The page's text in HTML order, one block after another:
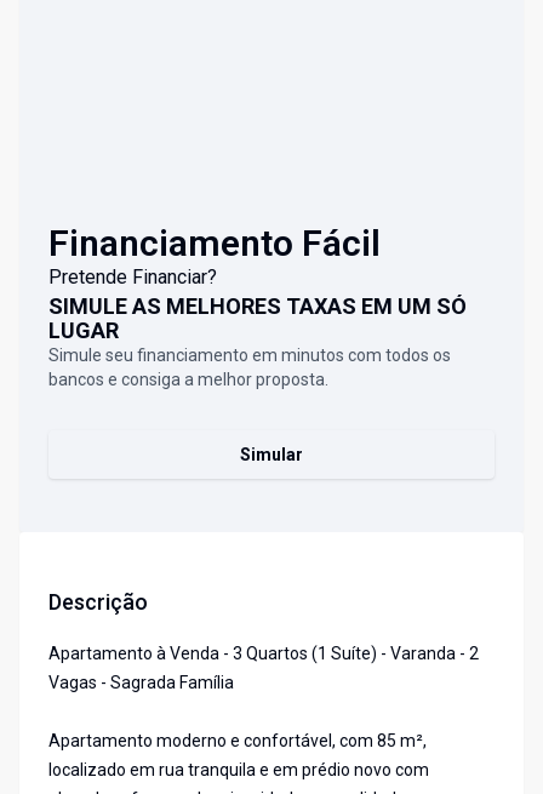
Financiamento Fácil
Pretende Financiar?
SIMULE AS MELHORES TAXAS EM UM SÓ
LUGAR
Simule seu financiamento em minutos com todos os
bancos e consiga a melhor proposta.
Simular
Descrição
Apartamento à Venda - 3 Quartos (1 Suíte) - Varanda - 2
Vagas - Sagrada Família
Apartamento moderno e confortável, com 85 m²,
localizado em rua tranquila e em prédio novo com